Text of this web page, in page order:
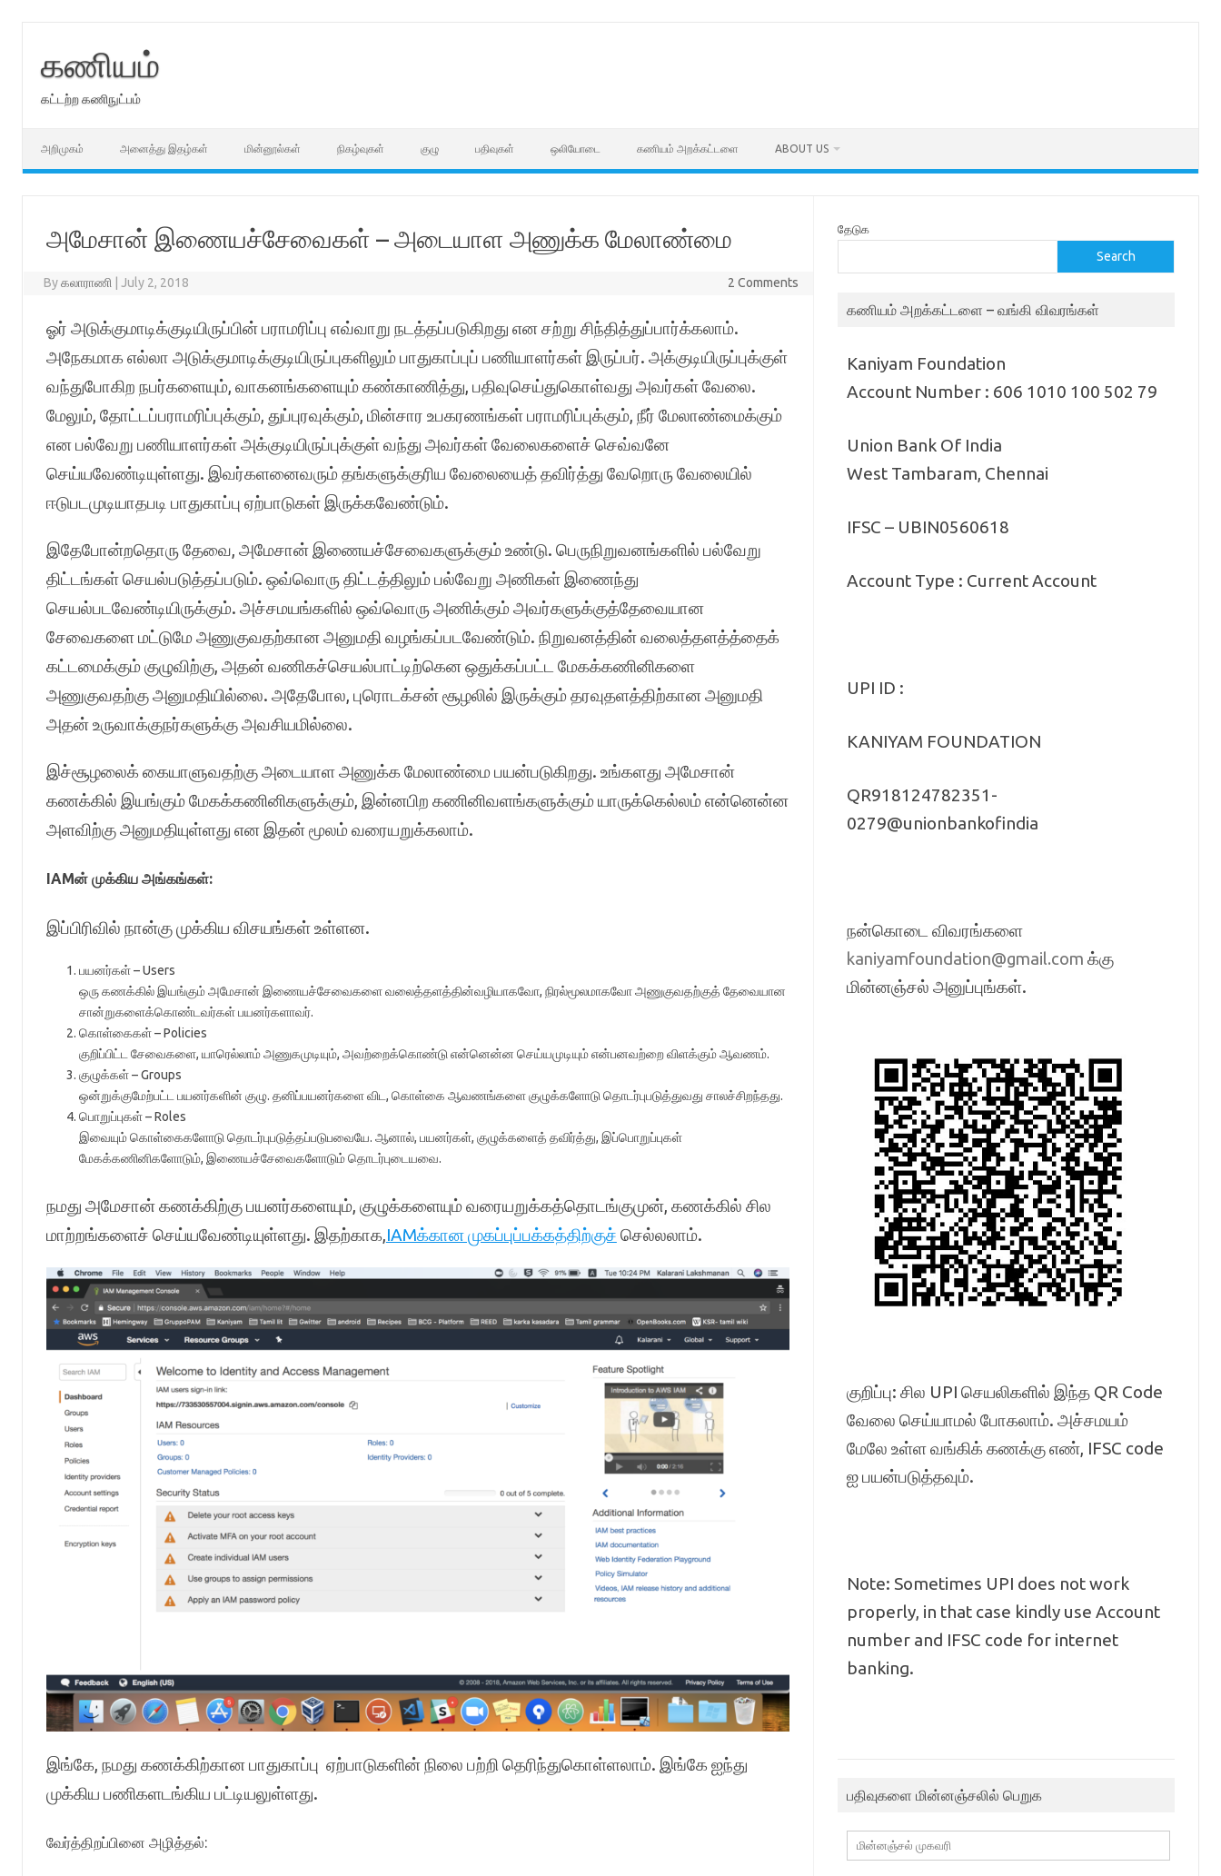
கணியம்
கட்டற்ற கணிநுட்பம்
அறிமுகம் அனைத்து இதழ்கள் மின்னூல்கள் நிகழ்வுகள் குழு பதிவுகள் ஒலியோடை கணியம் அறக்கட்டளை ABOUT US
அமேசான் இணையச்சேவைகள் – அடையாள அணுக்க மேலாண்மை
Byகலாராணி July 2, 2018 2 Comments
ஓர் அடுக்குமாடிக்குடியிருப்பின் பராமரிப்பு எவ்வாறு நடத்தப்படுகிறது என சற்று சிந்தித்துப்பார்க்கலாம்.
அநேகமாக எல்லா அடுக்குமாடிக்குடியிருப்புகளிலும் பாதுகாப்புப் பணியாளர்கள் இருப்பர். அக்குடியிருப்புக்குள்
வந்துபோகிற நபர்களையும், வாகனங்களையும் கண்காணித்து, பதிவுசெய்துகொள்வது அவர்கள் வேலை.
மேலும், தோட்டப்பராமரிப்புக்கும், துப்புரவுக்கும், மின்சார உபகரணங்கள் பராமரிப்புக்கும், நீர் மேலாண்மைக்கும்
என பல்வேறு பணியாளர்கள் அக்குடியிருப்புக்குள் வந்து அவர்கள் வேலைகளைச் செவ்வனே
செய்யவேண்டியுள்ளது. இவர்களனைவரும் தங்களுக்குரிய வேலையைத் தவிர்த்து வேறொரு வேலையில்
ஈடுபடமுடியாதபடி பாதுகாப்பு ஏற்பாடுகள் இருக்கவேண்டும்.
இதேபோன்றதொரு தேவை, அமேசான் இணையச்சேவைகளுக்கும் உண்டு. பெருநிறுவனங்களில் பல்வேறு
திட்டங்கள் செயல்படுத்தப்படும். ஒவ்வொரு திட்டத்திலும் பல்வேறு அணிகள் இணைந்து
செயல்படவேண்டியிருக்கும். அச்சமயங்களில் ஒவ்வொரு அணிக்கும் அவர்களுக்குத்தேவையான
சேவைகளை மட்டுமே அணுகுவதற்கான அனுமதி வழங்கப்படவேண்டும். நிறுவனத்தின் வலைத்தளத்த்தைக்
கட்டமைக்கும் குழுவிற்கு, அதன் வணிகச்செயல்பாட்டிற்கென ஒதுக்கப்பட்ட மேகக்கணினிகளை
அணுகுவதற்கு அனுமதியில்லை. அதேபோல, புரொடக்சன் சூழலில் இருக்கும் தரவுதளத்திற்கான அனுமதி
அதன் உருவாக்குநர்களுக்கு அவசியமில்லை.
இச்சூழலைக் கையாளுவதற்கு அடையாள அணுக்க மேலாண்மை பயன்படுகிறது. உங்களது அமேசான்
கணக்கில் இயங்கும் மேகக்கணினிகளுக்கும், இன்னபிற கணினிவளங்களுக்கும் யாருக்கெல்லம் என்னென்ன
அளவிற்கு அனுமதியுள்ளது என இதன் மூலம் வரையறுக்கலாம்.
IAMன் முக்கிய அங்கங்கள்:
இப்பிரிவில் நான்கு முக்கிய விசயங்கள் உள்ளன.
பயனர்கள் – Users
ஒரு கணக்கில் இயங்கும் அமேசான் இணையச்சேவைகளை வலைத்தளத்தின்வழியாகவோ, நிரல்மூலமாகவோ அணுகுவதற்குத் தேவையான
சான்றுகளைக்கொண்டவர்கள் பயனர்களாவர்.
கொள்கைகள் – Policies
குறிப்பிட்ட சேவைகளை, யாரெல்லாம் அணுகமுடியும், அவற்றைக்கொண்டு என்னென்ன செய்யமுடியும் என்பனவற்றை விளக்கும் ஆவணம்.
குழுக்கள் – Groups
ஒன்றுக்குமேற்பட்ட பயனர்களின் குழு. தனிப்பயனர்களை விட, கொள்கை ஆவணங்களை குழுக்களோடு தொடர்புபடுத்துவது சாலச்சிறந்தது.
பொறுப்புகள் – Roles
இவையும் கொள்கைகளோடு தொடர்புபடுத்தப்படுபவையே. ஆனால், பயனர்கள், குழுக்களைத் தவிர்த்து, இப்பொறுப்புகள்
மேகக்கணினிகளோடும், இணையச்சேவைகளோடும் தொடர்புடையவை.
நமது அமேசான் கணக்கிற்கு பயனர்களையும், குழுக்களையும் வரையறுக்கத்தொடங்குமுன், கணக்கில் சில
மாற்றங்களைச் செய்யவேண்டியுள்ளது. இதற்காக,IAMக்கான முகப்புப்பக்கத்திற்குச் செல்லலாம்.
இங்கே, நமது கணக்கிற்கான பாதுகாப்பு ஏற்பாடுகளின் நிலை பற்றி தெரிந்துகொள்ளலாம். இங்கே ஐந்து
முக்கிய பணிகளடங்கிய பட்டியலுள்ளது.
வேர்த்திறப்பினை அழித்தல்:
தேடுக
Search
கணியம் அறக்கட்டளை – வங்கி விவரங்கள்
Kaniyam Foundation
Account Number : 606 1010 100 502 79
Union Bank Of India
West Tambaram, Chennai
IFSC – UBIN0560618
Account Type : Current Account
UPI ID :
KANIYAM FOUNDATION
QR918124782351-
0279@unionbankofindia
நன்கொடை விவரங்களை
kaniyamfoundation@gmail.com க்கு
மின்னஞ்சல் அனுப்புங்கள்.
குறிப்பு: சில UPI செயலிகளில் இந்த QR Code
வேலை செய்யாமல் போகலாம். அச்சமயம்
மேலே உள்ள வங்கிக் கணக்கு எண், IFSC code
ஐ பயன்படுத்தவும்.
Note: Sometimes UPI does not work
properly, in that case kindly use Account
number and IFSC code for internet
banking.
பதிவுகளை மின்னஞ்சலில் பெறுக
மின்னஞ்சல்
முகவரி